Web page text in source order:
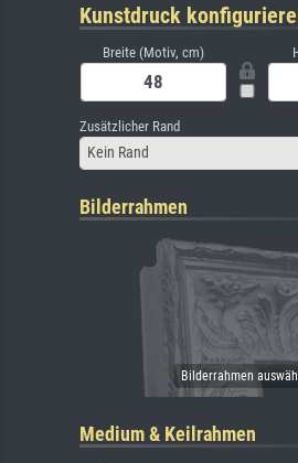
Kunstdruck
Breite (Motiv, cm)
Zusätzlicher Rand
Kein Rand
Bilderrahmen
Medium & Keilrahmen